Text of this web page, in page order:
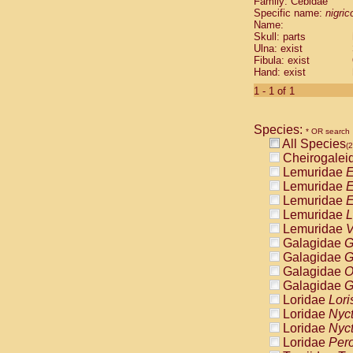
Cebidae
Cebidae
Cebidae
Cebidae
Cebidae
Cebidae
Cebidae
Cebidae
Cebidae
Cebidae
Cebidae
Cebidae
Atelidae
Atelidae
Atelidae
Atelidae
Atelidae
Atelidae
Atelidae
Atelidae
Atelidae
Atelidae
Pitheciidae
Specific name:
Name:
Skull: parts
Ulna: exist
Fibula: exist
Hand: exist
1 - 1 of 1
Species: * OR search
All Species
Lemuridae
Lemuridae
Lemuridae
Lemuridae
Lemuridae
Galagidae
Galagidae
Galagidae
Galagidae
Loridae
Loridae
Loridae
Loridae